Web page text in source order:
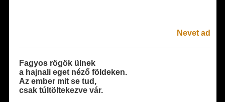
Nevet ad
Fagyos rögök ülnek
a hajnali eget néző földeken.
Az ember mit se tud,
csak túltöltekezve vár.